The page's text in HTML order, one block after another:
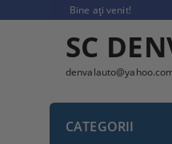
Bine ați venit!
SC
CATEGORII